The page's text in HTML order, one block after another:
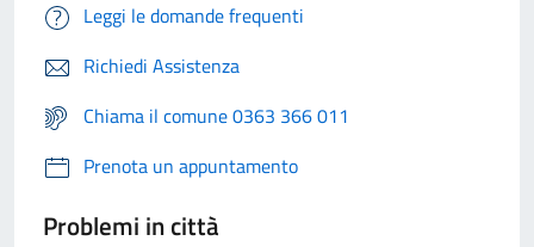
Leggi le domande frequenti
Richiedi Assistenza
Chiama il comune 0363 366 011
Prenota un appuntamento
Problemi in città